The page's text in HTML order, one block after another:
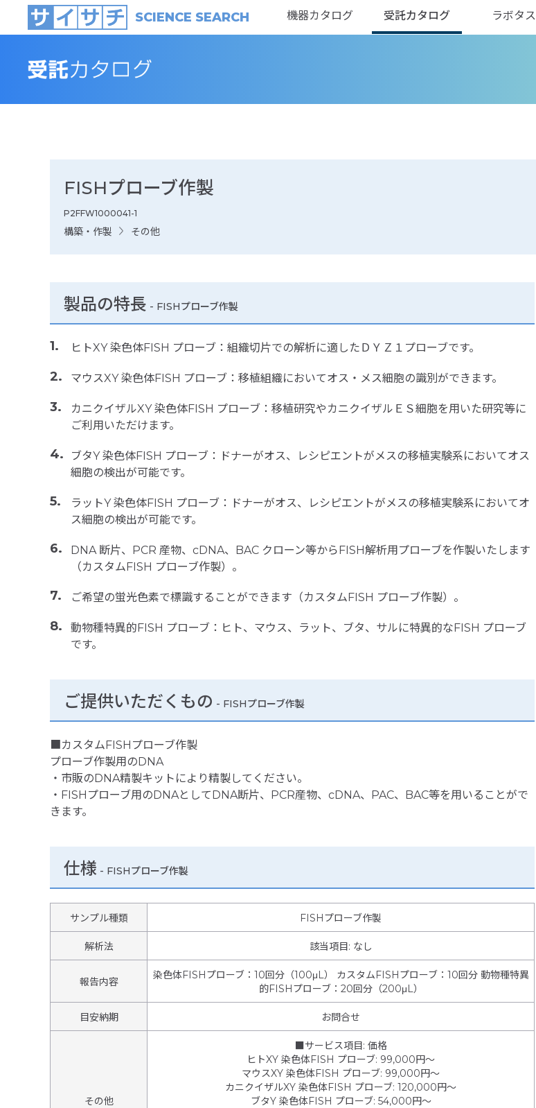
SCIENCE SEARCH 機器カタログ 受託カタログ ラボタス
FISHプローブ作製
P2FFW1000041-1
構築・作製 その他
製品の特長 - FISHプローブ作製
ヒトXY 染色体FISH プローブ：組織切片での解析に適したＤＹＺ１プローブです。
マウスXY 染色体FISH プローブ：移植組織においてオス・メス細胞の識別ができます。
カニクイザルXY 染色体FISH プローブ：移植研究やカニクイザルＥＳ細胞を用いた研究等に
ご利用いただけます。
ブタY 染色体FISH プローブ：ドナーがオス、レシピエントがメスの移植実験系においてオス
細胞の検出が可能です。
ラットY 染色体FISH プローブ：ドナーがオス、レシピエントがメスの移植実験系においてオ
ス細胞の検出が可能です。
DNA 断片、PCR 産物、cDNA、BAC クローン等からFISH解析用プローブを作製いたします
（カスタムFISH プローブ作製）。
ご希望の蛍光色素で標識することができます（カスタムFISH プローブ作製）。
動物種特異的FISH プローブ：ヒト、マウス、ラット、ブタ、サルに特異的なFISH プローブ
です。
ご提供いただくもの - FISHプローブ作製
■カスタムFISHプローブ作製
プローブ作製用のDNA
・市販のDNA精製キットにより精製してください。
・FISHプローブ用のDNAとしてDNA断片、PCR産物、cDNA、PAC、BAC等を用いることがで
きます。
仕様 - FISHプローブ作製
サンプル種類 FISHプローブ作製
解析法 該当項目: なし
報告内容
染色体FISHプローブ：10回分（100μL） カスタムFISHプローブ：10回分 動物種特異
的FISHプローブ：20回分（200μL）
目安納期 お問合せ
その他
■サービス項目: 価格
ヒトXY 染色体FISH プローブ: 99,000円～
マウスXY 染色体FISH プローブ: 99,000円～
カニクイザルXY 染色体FISH プローブ: 120,000円～
ブタY 染色体FISH プローブ: 54,000円～